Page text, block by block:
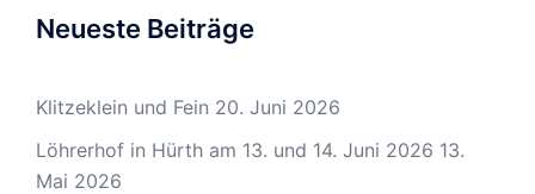
Neueste Beiträge
Klitzeklein und Fein 20. Juni 2026
Löhrerhof in Hürth am 13. und 14. Juni 2026 13.
Mai 2026